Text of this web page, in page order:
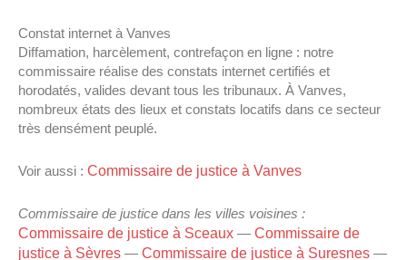
Constat internet à Vanves
Diffamation, harcèlement, contrefaçon en ligne : notre
commissaire réalise des constats internet certifiés et
horodatés, valides devant tous les tribunaux. À Vanves,
nombreux états des lieux et constats locatifs dans ce secteur
très densément peuplé.
Voir aussi : Commissaire de justice à Vanves
Commissaire de justice dans les villes voisines :
Commissaire de justice à Sceaux — Commissaire de
justice à Sèvres — Commissaire de justice à Suresnes —